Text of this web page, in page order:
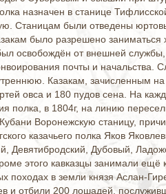
назначен в станице
Станицам были отведены
было разрешено
освобождён от внешней
почты и начальства.
Казакам, зачисленным на
овса и 180 пудов сена. На
полка, в 1804г, на линию
Воронежскую станицу,
казачьего полка Яков
Девятибродский, Дубовый,
этого кавказцы занимали
походах в земли князя Аслан-
и отбили 200 лошадей,